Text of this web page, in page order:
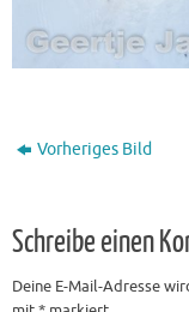
Vorheriges Bild
Schreibe einen
Deine E-Mail-Adresse